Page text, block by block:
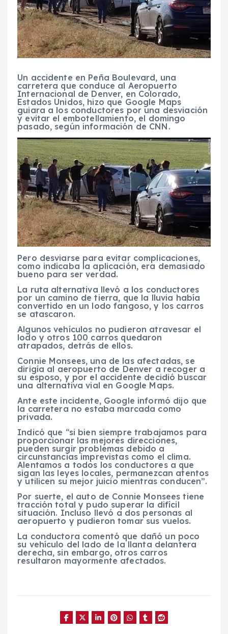
Un accidente en Peña Boulevard, una
carretera que conduce al Aeropuerto
Internacional de Denver, en Colorado,
Estados Unidos, hizo que Google Maps
guiara a los conductores por una desviación
y evitar el embotellamiento, el domingo
pasado, según información de CNN.
Pero desviarse para evitar complicaciones,
como indicaba la aplicación, era demasiado
bueno para ser verdad.
La ruta alternativa llevó a los conductores
por un camino de tierra, que la lluvia había
convertido en un lodo fangoso, y los carros
se atascaron.
Algunos vehículos no pudieron atravesar el
lodo y otros 100 carros quedaron
atrapados, detrás de ellos.
Connie Monsees, una de las afectadas, se
dirigía al aeropuerto de Denver a recoger a
su esposo, y por el accidente decidió buscar
una alternativa vial en Google Maps.
Ante este incidente, Google informó dijo que
la carretera no estaba marcada como
privada.
Indicó que “si bien siempre trabajamos para
proporcionar las mejores direcciones,
pueden surgir problemas debido a
circunstancias imprevistas como el clima.
Alentamos a todos los conductores a que
sigan las leyes locales, permanezcan atentos
y utilicen su mejor juicio mientras conducen”.
Por suerte, el auto de Connie Monsees tiene
tracción total y pudo superar la difícil
situación. Incluso llevó a dos personas al
aeropuerto y pudieron tomar sus vuelos.
La conductora comentó que dañó un poco
su vehículo del lado de la llanta delantera
derecha, sin embargo, otros carros
resultaron mayormente afectados.